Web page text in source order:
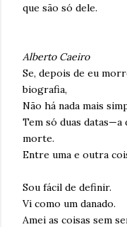
que são só dele.
Alberto Caeiro
Se, depois de eu
biografia,
Não há nada mais
Tem só duas datas—a
morte.
Entre uma e outra
Sou fácil de definir.
Vi como um danado.
Amei as coisas sem